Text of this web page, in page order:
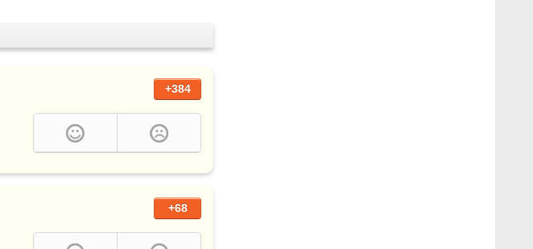
+384
+68